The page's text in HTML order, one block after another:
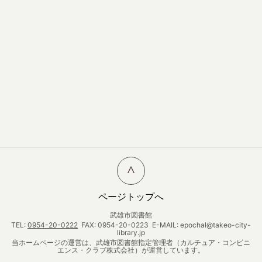
ページトップへ
武雄市図書館
TEL: 0954-20-0222 FAX: 0954-20-0223 E-MAIL: epochal@takeo-city-
library.jp
当ホームページの運営は、武雄市図書館指定管理者（カルチュア・コンビニ
エンス・クラブ株式会社）が運営しています。